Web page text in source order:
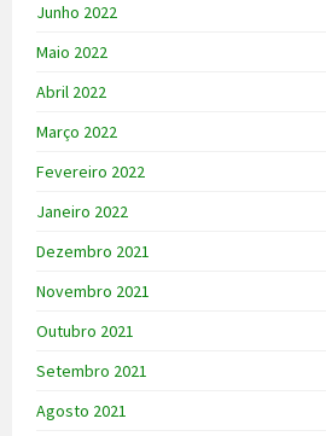
Junho 2022
Maio 2022
Abril 2022
Março 2022
Fevereiro 2022
Janeiro 2022
Dezembro 2021
Novembro 2021
Outubro 2021
Setembro 2021
Agosto 2021